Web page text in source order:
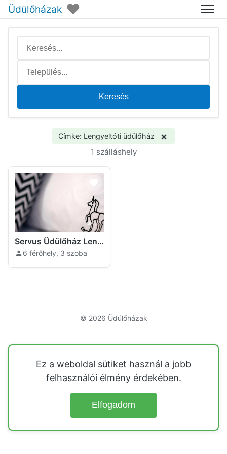
Üdülőházak ♥ Menü
Keresés
Címke: Lengyeltóti üdülőház ×
1 szálláshely
38
Servus Üdülőház Lengyeltóti
6 férőhely, 3 szoba
© 2026 Üdülőházak
Ez a weboldal sütiket használ a jobb
felhasználói élmény érdekében.
Elfogadom